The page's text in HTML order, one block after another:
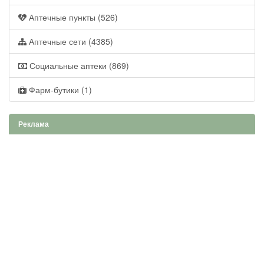
Аптечные пункты (526)
Аптечные сети (4385)
Социальные аптеки (869)
Фарм-бутики (1)
Реклама